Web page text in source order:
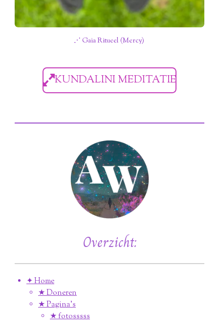
⋰ Gaia Ritueel (Mercy)
KUNDALINI MEDITATIE
Overzicht:
✦ Home
★ Doneren
★ Pagina’s
★ fotosssss